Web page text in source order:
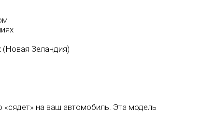
(Новая Зеландия)
«сядет» на ваш автомобиль. Эта модель